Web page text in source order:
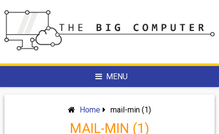
to
MENU
Home mail-min (1)
MAIL-MIN (1)